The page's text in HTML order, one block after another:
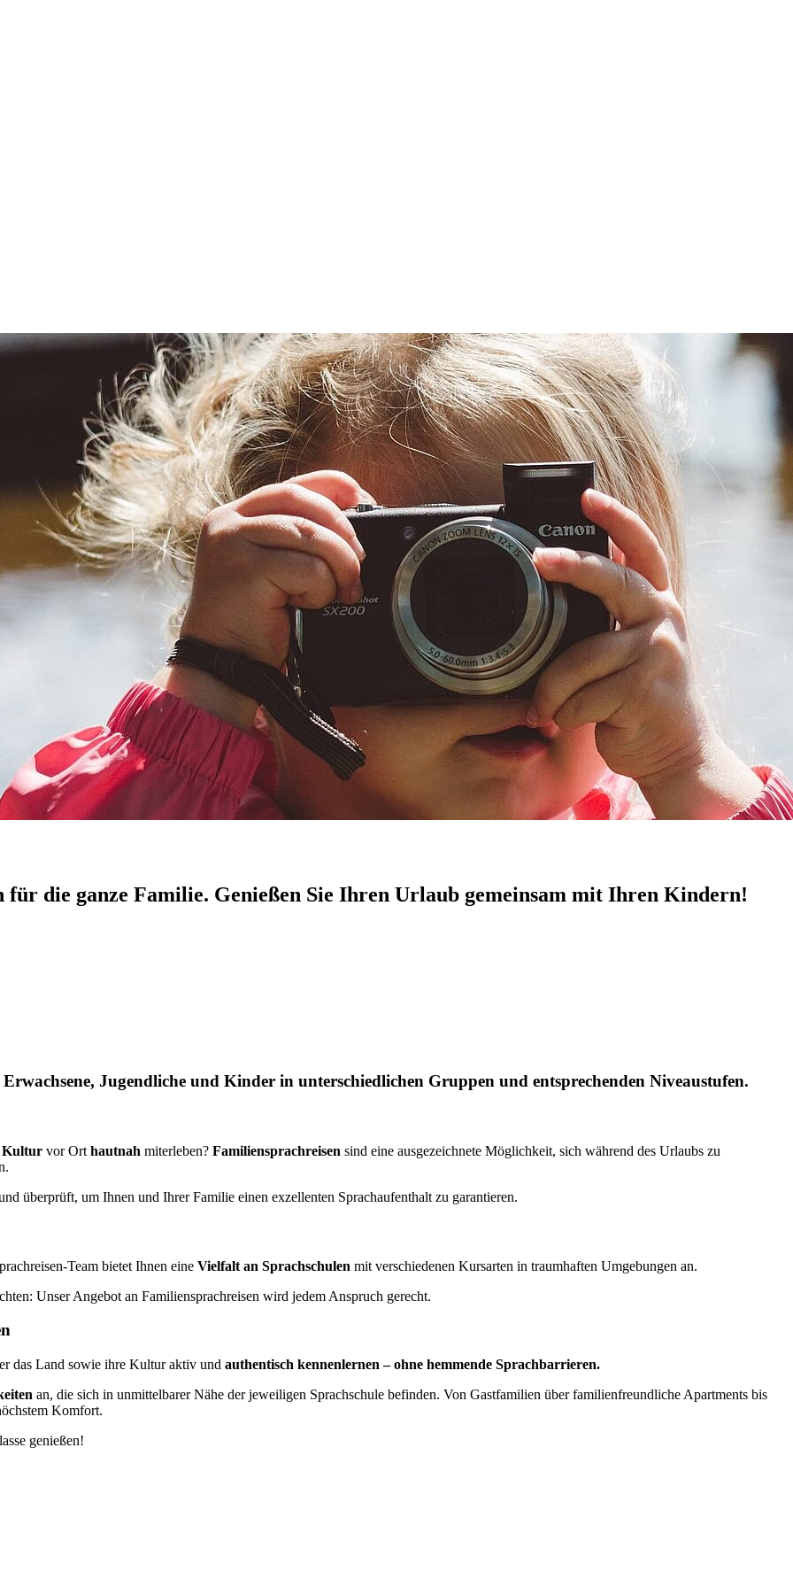
für die ganze Familie. Genießen Sie Ihren Urlaub gemeinsam mit Ihren Kindern!
Jugendliche und Kinder in unterschiedlichen Gruppen und entsprechenden Niveaustufen.
Kultur vor Ort hautnah miterleben? Familiensprachreisen sind eine ausgezeichnete Möglichkeit, sich während des Urlaubs zu
überprüft, um Ihnen und Ihrer Familie einen exzellenten Sprachaufenthalt zu garantieren.
Team bietet Ihnen eine Vielfalt an Sprachschulen mit verschiedenen Kursarten in traumhaften Umgebungen an.
Unser Angebot an Familiensprachreisen wird jedem Anspruch gerecht.
das Land sowie ihre Kultur aktiv und authentisch kennenlernen – ohne hemmende Sprachbarrieren.
an, die sich in unmittelbarer Nähe der jeweiligen Sprachschule befinden. Von Gastfamilien über familienfreundliche Apartments bis
Komfort.
genießen!